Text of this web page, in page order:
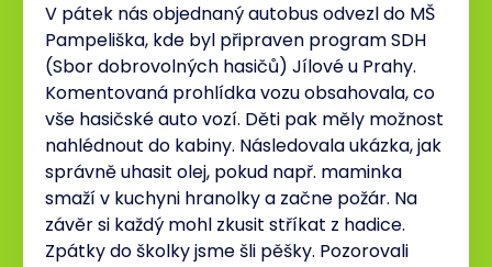
V pátek nás objednaný autobus odvezl do MŠ
Pampeliška, kde byl připraven program SDH
(Sbor dobrovolných hasičů) Jílové u Prahy.
Komentovaná prohlídka vozu obsahovala, co
vše hasičské auto vozí. Děti pak měly možnost
nahlédnout do kabiny. Následovala ukázka, jak
správně uhasit olej, pokud např. maminka
smaží v kuchyni hranolky a začne požár. Na
závěr si každý mohl zkusit stříkat z hadice.
Zpátky do školky jsme šli pěšky. Pozorovali